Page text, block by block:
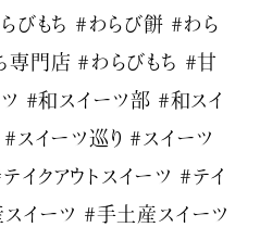
びもち #わらび餅 #わら
専門店 #わらびもち #甘
#和スイーツ部 #和スイ
スイーツ巡り #スイーツ
イクアウトスイーツ #テイ
スイーツ #手土産スイーツ